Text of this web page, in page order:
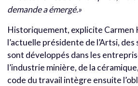
demande a émergé.»
Historiquement, explicite Carmen
l’actuelle présidente de l’Artsi,
sont développés dans les
l’industrie minière, de la
code du travail intègre ensuite